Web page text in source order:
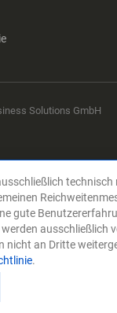
Solutions GmbH
gute
ausschließlich
nicht an Dritte
.